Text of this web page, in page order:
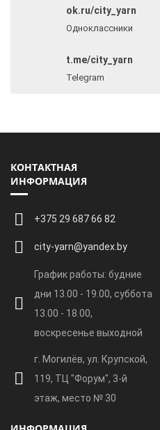
ok.ru/city_yarn
Одноклассники
t.me/city_yarn
Telegram
КОНТАКТНАЯ
ИНФОРМАЦИЯ
+375 29 687 66 82
city-yarn@yandex.by
График работы: будние
дни 13.00 - 19.00, суббота
13.00 - 18.00,
воскресенье выходной
г. Могилёв, ул. Крупской,
119, ТЦ "Форум", 3-й
этаж, место № 30